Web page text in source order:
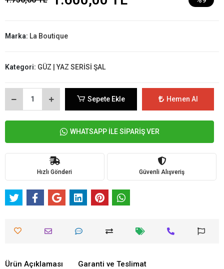
Marka: La Boutique
Kategori: GÜZ | YAZ SERİSİ ŞAL
Sepete Ekle Hemen Al
WHATSAPP İLE SİPARİŞ VER
Hızlı Gönderi Güvenli Alışveriş
Ürün Açıklaması Garanti ve Teslimat